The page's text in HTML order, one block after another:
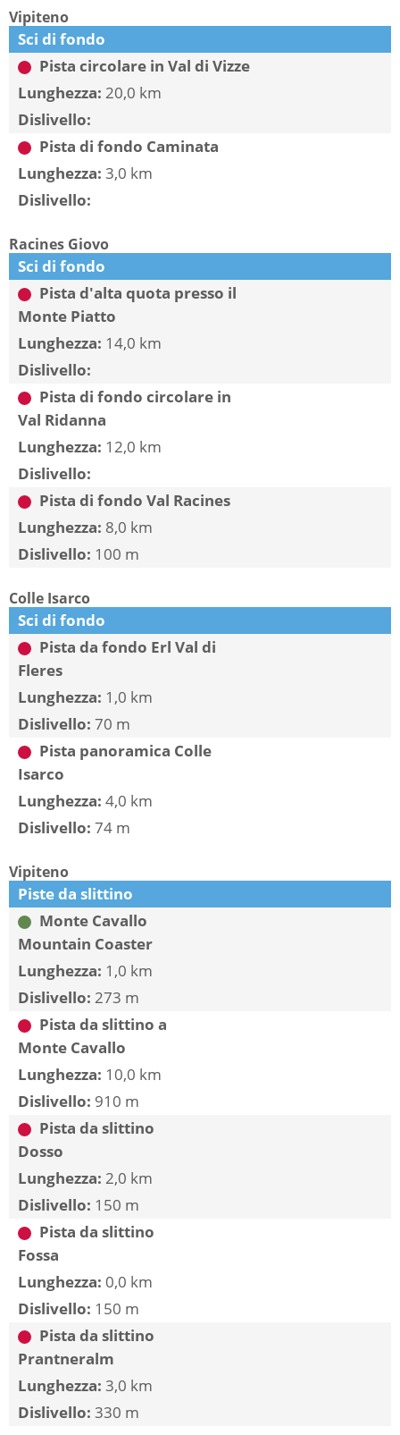
Vipiteno
Sci di fondo
Pista circolare in Val di Vizze
Lunghezza: 20,0 km
Dislivello:
Pista di fondo Caminata
Lunghezza: 3,0 km
Dislivello:
Racines Giovo
Sci di fondo
Pista d'alta quota presso il
Monte Piatto
Lunghezza: 14,0 km
Dislivello:
Pista di fondo circolare in
Val Ridanna
Lunghezza: 12,0 km
Dislivello:
Pista di fondo Val Racines
Lunghezza: 8,0 km
Dislivello: 100 m
Colle Isarco
Sci di fondo
Pista da fondo Erl Val di
Fleres
Lunghezza: 1,0 km
Dislivello: 70 m
Pista panoramica Colle
Isarco
Lunghezza: 4,0 km
Dislivello: 74 m
Vipiteno
Piste da slittino
Monte Cavallo
Mountain Coaster
Lunghezza: 1,0 km
Dislivello: 273 m
Pista da slittino a
Monte Cavallo
Lunghezza: 10,0 km
Dislivello: 910 m
Pista da slittino
Dosso
Lunghezza: 2,0 km
Dislivello: 150 m
Pista da slittino
Fossa
Lunghezza: 0,0 km
Dislivello: 150 m
Pista da slittino
Prantneralm
Lunghezza: 3,0 km
Dislivello: 330 m